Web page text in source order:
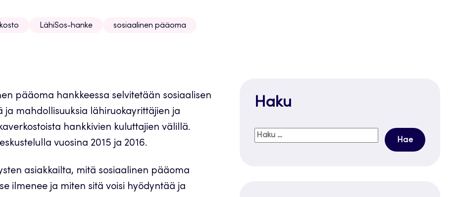
LähiSos-hanke sosiaalinen pääoma
pääoma hankkeessa selvitetään sosiaalisen
mahdollisuuksia lähiruokayrittäjien ja
hankkivien kuluttajien välillä.
vuosina 2015 ja 2016.
asiakkailta, mitä sosiaalinen pääoma
ilmenee ja miten sitä voisi hyödyntää ja
Haku
Haku: